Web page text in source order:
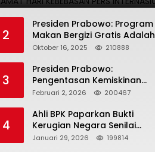
2
Presiden Prabowo: Program
Makan Bergizi Gratis Adalah
Investasi untuk Masa Depan
Oktober 16, 2025 210888
3
Presiden Prabowo:
Pengentasan Kemiskinan
Butuh Persatuan dan
Bertanggung Jawab
Februari 2, 2026 200467
4
Ahli BPK Paparkan Bukti
Kerugian Negara Senilai
Rp285 Triliun dalam
Januari 29, 2026 199814